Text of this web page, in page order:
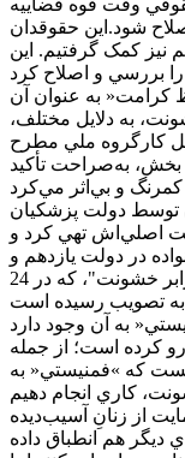
شود.اين حقوقدان
نيز کمک گرفتيم. اين
برابر خشونت، به دلايل مختلف،
کارگروه ملي مطرح
بخش، به‌صراحت تأکيد
توسط دولت پزشکيان
اصلي‌اش تهي کرد و
در دولت يازدهم و
دوازدهم درباره دلايل استرداد لايحه يادآور شد: دولت در خرداد 1404 رسماً درخواست استرداد از مجلس را ارائه کرد. در اين نامه آمده بود که "لايحه حفظ کرامت و حمايت از زنان در برابر خشونت"، که در 24
به آن وجود دارد
کرده است؛ از جمله
که »فمنيستي« به
با کشورهاي ديگر هم انطباق داده